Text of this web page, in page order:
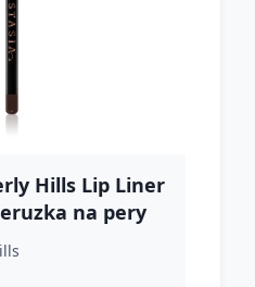
Hills Lip Liner
na pery
1.49 g